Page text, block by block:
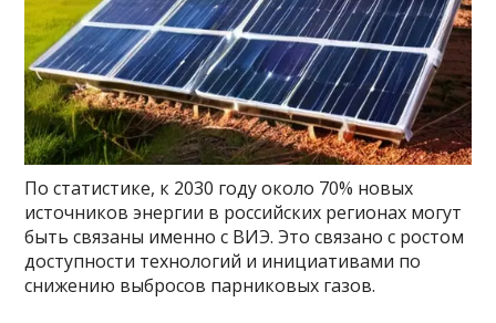
По статистике, к 2030 году около 70% новых
источников энергии в российских регионах могут
быть связаны именно с ВИЭ. Это связано с ростом
доступности технологий и инициативами по
снижению выбросов парниковых газов.